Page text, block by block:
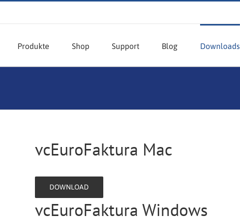
Produkte Shop Support Blog Downloads
vcEuroFaktura Mac
DOWNLOAD
vcEuroFaktura Windows